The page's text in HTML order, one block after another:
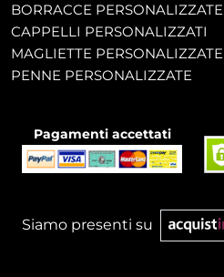
BORRACCE PERSONALIZZATE
CAPPELLI PERSONALIZZATI
MAGLIETTE PERSONALIZZATE
PENNE PERSONALIZZATE
Pagamenti accettati
Siamo presenti su